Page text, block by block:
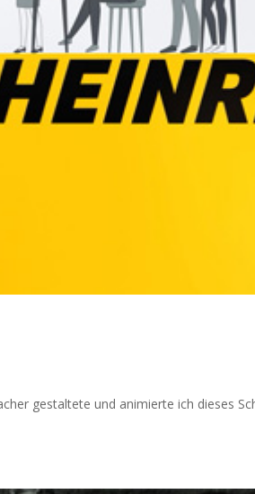
gestaltete und animierte ich dieses